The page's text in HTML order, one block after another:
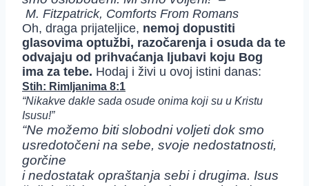
M. Fitzpatrick, Comforts From Romans
Oh, draga prijateljice, nemoj dopustiti
glasovima optužbi, razočarenja i osuda da te
odvajaju od prihvaćanja ljubavi koju Bog
ima za tebe. Hodaj i živi u ovoj istini danas:
Stih: Rimljanima 8:1
“Nikakve dakle sada osude onima koji su u Kristu
Isusu!”
“Ne možemo biti slobodni voljeti dok smo
usredotočeni na sebe, svoje nedostatnosti,
gorčine
i nedostatak opraštanja sebi i drugima. Isus